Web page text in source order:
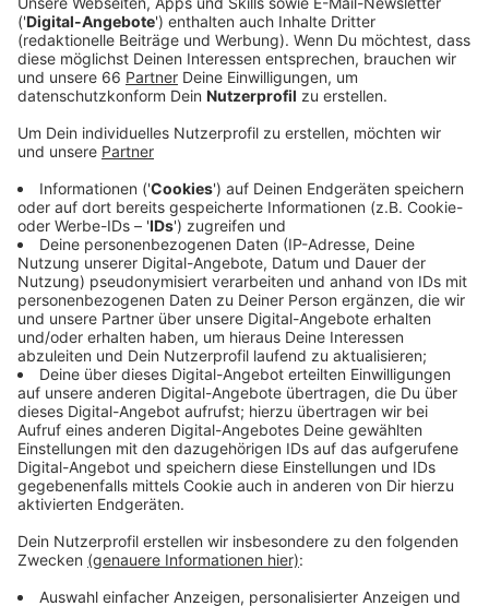
Veröffentlicht:Donnerstag, 08.08.2024 05:59
Anzeige
I-Phones, Smartwatches, Airpods oder andere
Kopfhörer, alles deutlich unter Marktwert: DAS
gaukeln die Angebote der Betrüger auf
Verkaufsportalen vor. Angeblich originalverpackt mit
Garantie. Übergabe und Bezahlung sollen in Düsseldorf
auf belebten Plätzen stattfinden. Bei den Geräten
handelt es sich laut einem Polizeisprecher aber
entweder um komplette Attrappen oder
minderwertige Ware. Bei der Polizei sind zuletzt gleich
mehrere Anzeigen deswegen eingegangen. Sie warnt
deswegen vor solchen Angeboten und rät, bei
Dumpingpreisen skeptisch zu sein.
Anzeige
Weitere Infos und Links zum Thema:
Anzeige